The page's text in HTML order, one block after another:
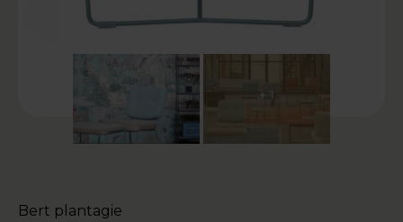
+ 1
Bert plantagie